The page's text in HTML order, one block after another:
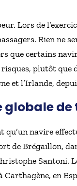
Lors de
Rien
que certains
plutôt que
et l’Irlande,
globale
navire
de Brégaillon,
Santoni.
en